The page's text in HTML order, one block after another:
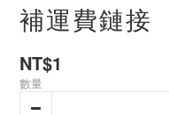
補運費鏈接
NT$1
數量